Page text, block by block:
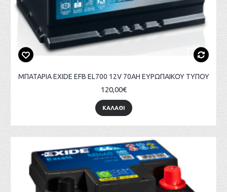
ΜΠΑΤΑΡΙΑ EXIDE EFB EL700 12V 70AH ΕΥΡΩΠΑΙΚΟΥ ΤΥΠΟΥ
120,00€
ΚΑΛΑΘΙ